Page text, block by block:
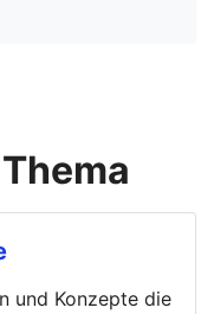
und Konzepte die